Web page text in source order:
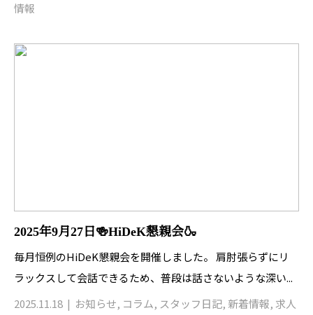
情報
2025年9月27日🍻HiDeK懇親会🍶
毎月恒例のHiDeK懇親会を開催しました。 肩肘張らずにリ
ラックスして会話できるため、普段は話さないような深い...
2025.11.18
お知らせ, コラム, スタッフ日記, 新着情報, 求人